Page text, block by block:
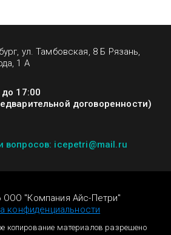
ул. Тамбовская, 8 Б Рязань,
1 А
17:00
договоренности)
вопросов: icepetri@mail.ru
ООО "Компания Айс-Петри"
конфиденциальности
копирование материалов разрешено